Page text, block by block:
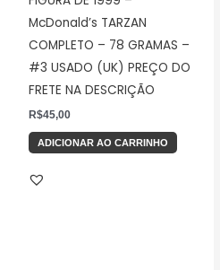
McDonald’s TARZAN
COMPLETO – 78 GRAMAS –
#3 USADO (UK) PREÇO DO
FRETE NA DESCRIÇÃO
R$45,00
ADICIONAR AO CARRINHO